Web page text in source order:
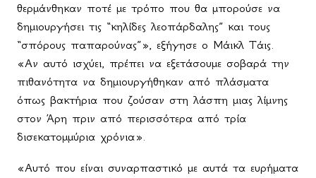
θερμάνθηκαν ποτέ με τρόπο που θα μπορούσε να
δημιουργήσει τις “κηλίδες λεοπάρδαλης” και τους
“σπόρους παπαρούνας”», εξήγησε ο Μάικλ Τάις.
«Αν αυτό ισχύει, πρέπει να εξετάσουμε σοβαρά την
πιθανότητα να δημιουργήθηκαν από πλάσματα
όπως βακτήρια που ζούσαν στη λάσπη μιας λίμνης
στον Άρη πριν από περισσότερα από τρία
δισεκατομμύρια χρόνια».
«Αυτό που είναι συναρπαστικό με αυτά τα ευρήματα